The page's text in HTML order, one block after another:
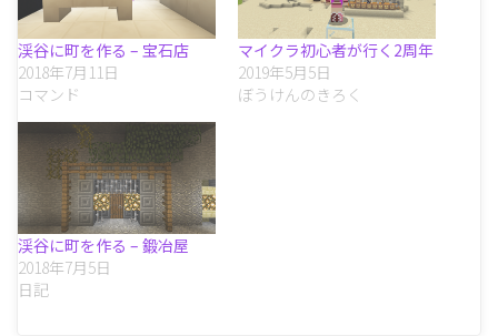
渓谷に町を作る – 宝石店
2018年7月11日
コマンド
マイクラ初心者が行く2周年
2019年5月5日
ぼうけんのきろく
渓谷に町を作る – 鍛冶屋
2018年7月5日
日記